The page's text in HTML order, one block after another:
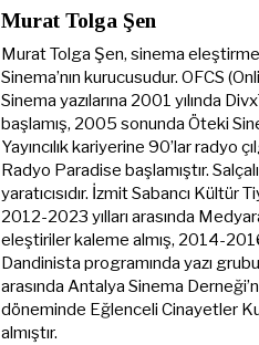
Murat Tolga Şen
Murat Tolga Şen, sinema
Sinema’nın kurucusudur. OFCS
Sinema yazılarına 2001 yılında
başlamış, 2005 sonunda Öteki
Yayıncılık kariyerine 90’lar radyo
Radyo Paradise başlamıştır.
yaratıcısıdır. İzmit Sabancı Kültür
2012-2023 yılları arasında
eleştiriler kaleme almış, 2014-
Dandinista programında yazı
arasında Antalya Sinema
döneminde Eğlenceli Cinayetler
almıştır.